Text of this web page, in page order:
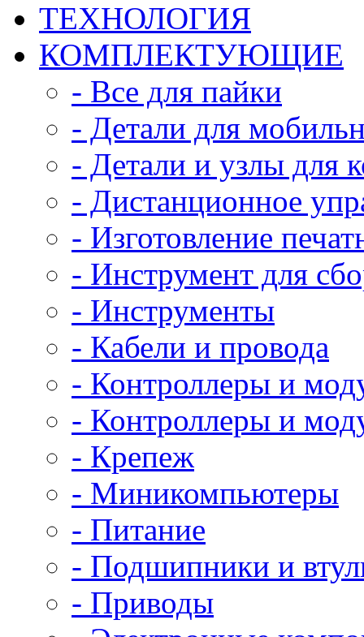
ТЕХНОЛОГИЯ
КОМПЛЕКТУЮЩИЕ
- Все для пайки
- Детали для
- Детали и узлы для
- Дистанционное
- Изготовление
- Инструмент для
- Инструменты
- Кабели и провода
- Контроллеры и
- Контроллеры и
- Крепеж
- Миникомпьютеры
- Питание
- Подшипники и
- Приводы